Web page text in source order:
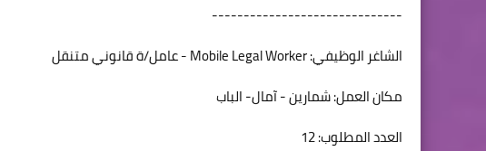
------------------------------
الشاغر الوظيفي: Mobile Legal Worker - عامل/ة قانوني متنقل
مكان العمل: شمارين - آمال- الباب
العدد المطلوب: 12